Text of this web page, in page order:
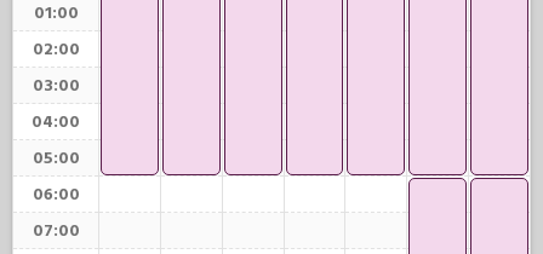
01:00
02:00
03:00
04:00
05:00
06:00
07:00